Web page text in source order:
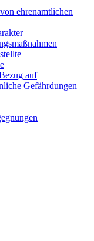
ehrenamtlichen
auf
Gefährdungen